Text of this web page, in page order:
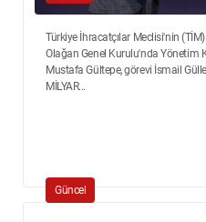
Türkiye İhracatçılar Meclisi'nin
Olağan Genel Kurulu'nda Yönetim
Mustafa Gültepe, görevi İsmail
MİLYAR...
Güncel